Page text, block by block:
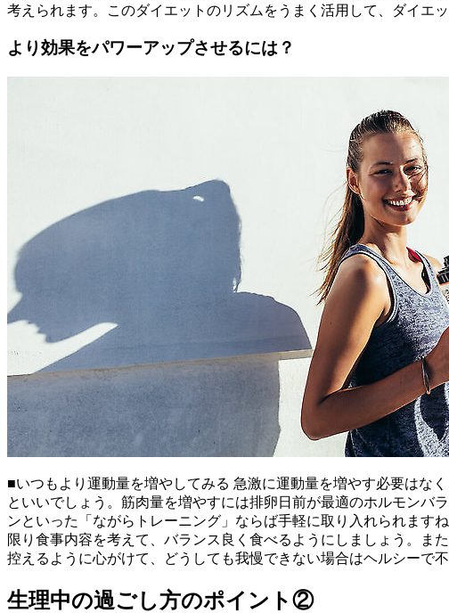
考えられます。このダイエットのリズムをうまく活用して、ダイエ
より効果をパワーアップさせるには？
■いつもより運動量を増やしてみる 急激に運動量を増やす必要はな
といいでしょう。筋肉量を増やすには排卵日前が最適のホルモン
ンといった「ながらトレーニング」ならば手軽に取り入れられます
限り食事内容を考えて、バランス良く食べるようにしましょう。ま
控えるように心がけて、どうしても我慢できない場合はヘルシーで
生理中の過ごし方のポイント②